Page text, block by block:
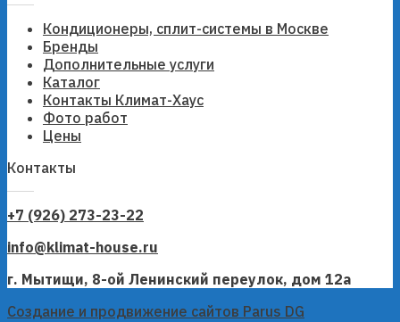
Кондиционеры, сплит-системы в Москве
Бренды
Дополнительные услуги
Каталог
Контакты Климат-Хаус
Фото работ
Цены
Контакты
+7 (926) 273-23-22
info@klimat-house.ru
г. Мытищи, 8-ой Ленинский переулок, дом 12а
Создание и продвижение сайтов Parus DG